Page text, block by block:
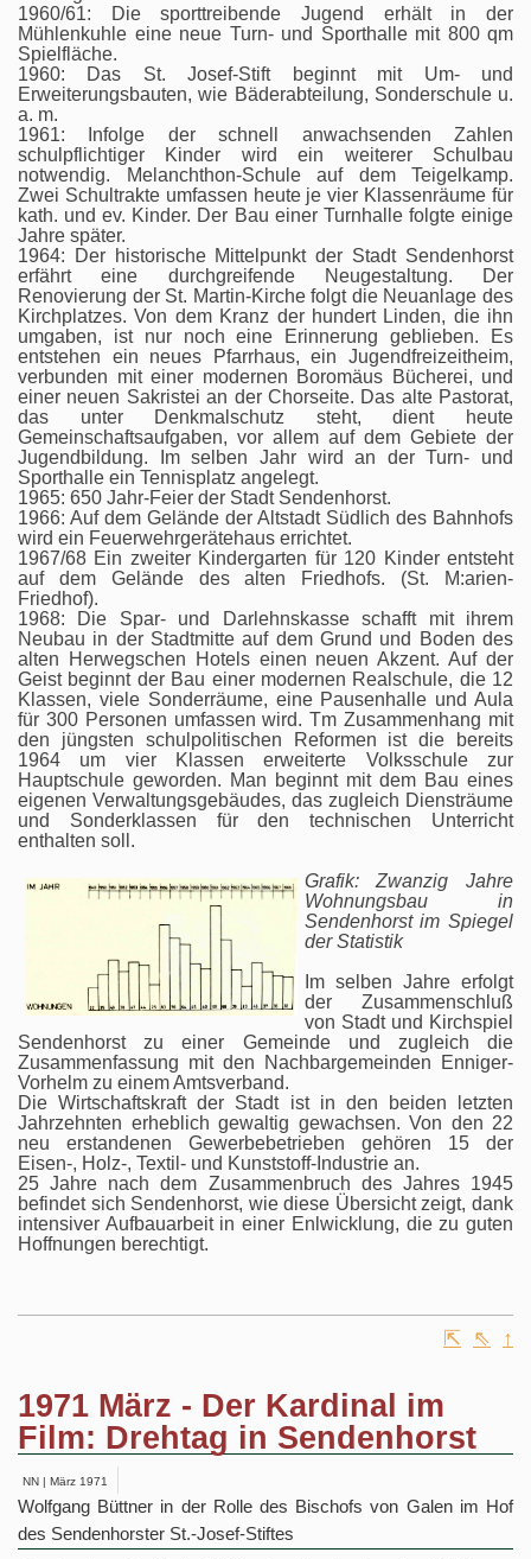
1960/61: Die sporttreibende Jugend erhält in der
Mühlenkuhle eine neue Turn- und Sporthalle mit 800 qm
Spielfläche.
1960: Das St. Josef-Stift beginnt mit Um- und
Erweiterungsbauten, wie Bäderabteilung, Sonderschule u.
a. m.
1961: Infolge der schnell anwachsenden Zahlen
schulpflichtiger Kinder wird ein weiterer Schulbau
notwendig. Melanchthon-Schule auf dem Teigelkamp.
Zwei Schultrakte umfassen heute je vier Klassenräume für
kath. und ev. Kinder. Der Bau einer Turnhalle folgte einige
Jahre später.
1964: Der historische Mittelpunkt der Stadt Sendenhorst
erfährt eine durchgreifende Neugestaltung. Der
Renovierung der St. Martin-Kirche folgt die Neuanlage des
Kirchplatzes. Von dem Kranz der hundert Linden, die ihn
umgaben, ist nur noch eine Erinnerung geblieben. Es
entstehen ein neues Pfarrhaus, ein Jugendfreizeitheim,
verbunden mit einer modernen Boromäus Bücherei, und
einer neuen Sakristei an der Chorseite. Das alte Pastorat,
das unter Denkmalschutz steht, dient heute
Gemeinschaftsaufgaben, vor allem auf dem Gebiete der
Jugendbildung. Im selben Jahr wird an der Turn- und
Sporthalle ein Tennisplatz angelegt.
1965: 650 Jahr-Feier der Stadt Sendenhorst.
1966: Auf dem Gelände der Altstadt Südlich des Bahnhofs
wird ein Feuerwehrgerätehaus errichtet.
1967/68 Ein zweiter Kindergarten für 120 Kinder entsteht
auf dem Gelände des alten Friedhofs. (St. M:arien-
Friedhof).
1968: Die Spar- und Darlehnskasse schafft mit ihrem
Neubau in der Stadtmitte auf dem Grund und Boden des
alten Herwegschen Hotels einen neuen Akzent. Auf der
Geist beginnt der Bau einer modernen Realschule, die 12
Klassen, viele Sonderräume, eine Pausenhalle und Aula
für 300 Personen umfassen wird. Tm Zusammenhang mit
den jüngsten schulpolitischen Reformen ist die bereits
1964 um vier Klassen erweiterte Volksschule zur
Hauptschule geworden. Man beginnt mit dem Bau eines
eigenen Verwaltungsgebäudes, das zugleich Diensträume
und Sonderklassen für den technischen Unterricht
enthalten soll.
Grafik: Zwanzig Jahre
Wohnungsbau in
Sendenhorst im Spiegel
der Statistik
Im selben Jahre erfolgt
der Zusammenschluß
von Stadt und Kirchspiel
Sendenhorst zu einer Gemeinde und zugleich die
Zusammenfassung mit den Nachbargemeinden Enniger-
Vorhelm zu einem Amtsverband.
Die Wirtschaftskraft der Stadt ist in den beiden letzten
Jahrzehnten erheblich gewaltig gewachsen. Von den 22
neu erstandenen Gewerbebetrieben gehören 15 der
Eisen-, Holz-, Textil- und Kunststoff-Industrie an.
25 Jahre nach dem Zusammenbruch des Jahres 1945
befindet sich Sendenhorst, wie diese Übersicht zeigt, dank
intensiver Aufbauarbeit in einer Enlwicklung, die zu guten
Hoffnungen berechtigt.
⇱ ⇖ ↑
1971 März - Der Kardinal im
Film: Drehtag in Sendenhorst
NN | März 1971
Wolfgang Büttner in der Rolle des Bischofs von Galen im Hof
des Sendenhorster St.-Josef-Stiftes